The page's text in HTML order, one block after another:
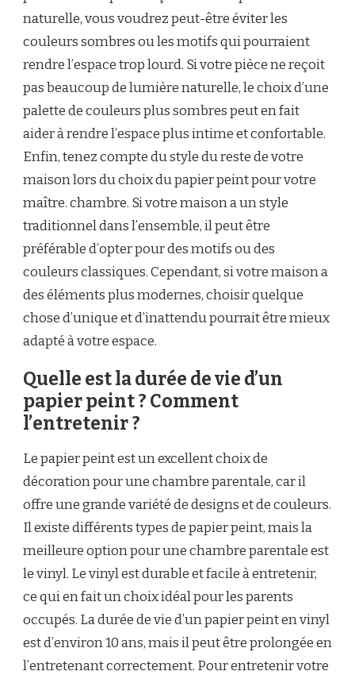
naturelle, vous voudrez peut-être éviter les
couleurs sombres ou les motifs qui pourraient
rendre l’espace trop lourd. Si votre pièce ne reçoit
pas beaucoup de lumière naturelle, le choix d’une
palette de couleurs plus sombres peut en fait
aider à rendre l’espace plus intime et confortable.
Enfin, tenez compte du style du reste de votre
maison lors du choix du papier peint pour votre
maître. chambre. Si votre maison a un style
traditionnel dans l’ensemble, il peut être
préférable d’opter pour des motifs ou des
couleurs classiques. Cependant, si votre maison a
des éléments plus modernes, choisir quelque
chose d’unique et d’inattendu pourrait être mieux
adapté à votre espace.
Quelle est la durée de vie d’un
papier peint ? Comment
l’entretenir ?
Le papier peint est un excellent choix de
décoration pour une chambre parentale, car il
offre une grande variété de designs et de couleurs.
Il existe différents types de papier peint, mais la
meilleure option pour une chambre parentale est
le vinyl. Le vinyl est durable et facile à entretenir,
ce qui en fait un choix idéal pour les parents
occupés. La durée de vie d’un papier peint en vinyl
est d’environ 10 ans, mais il peut être prolongée en
l’entretenant correctement. Pour entretenir votre